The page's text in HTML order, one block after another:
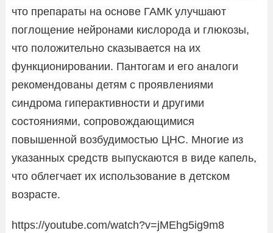
что препараты на основе ГАМК улучшают
поглощение нейронами кислорода и глюкозы,
что положительно сказывается на их
функционировании. Пантогам и его аналоги
рекомендованы детям с проявлениями
синдрома гиперактивности и другими
состояниями, сопровождающимися
повышенной возбудимостью ЦНС. Многие из
указанных средств выпускаются в виде капель,
что облегчает их использование в детском
возрасте.
https://youtube.com/watch?v=jMEhg5ig9m8